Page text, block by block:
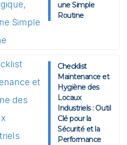
une Simple
Routine
Checklist
Maintenance et
Hygiène des
Locaux
Industriels : Outil
Clé pour la
Sécurité et la
Performance